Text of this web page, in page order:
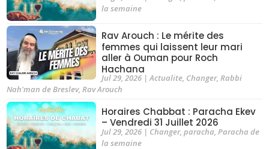
la semaine
Rav Arouch : Le mérite des
femmes qui laissent leur mari
aller à Ouman pour Roch
Hachana
Jul 29, 2026|Actualite, Changer, Rabbi
Nah'man de Breslev,Rav Arouch
Horaires Chabbat : Paracha Ekev
– Vendredi 31 Juillet 2026
Jul 29, 2026| Changer, paracha, Paracha de
la semaine